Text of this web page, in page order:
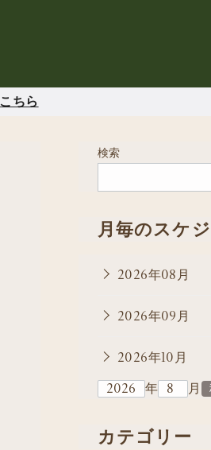
こちら
検索
月毎のスケ
2026年08月
2026年09月
2026年10月
年
月
カテゴリー